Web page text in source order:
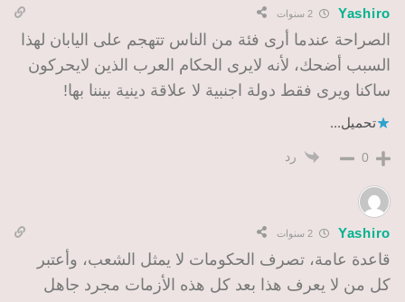
Yashiro
الصراحة عندما أرى فئة من الناس تتهجم على اليابان لهذا
السبب أضحك، لأنه لايرى الحكام العرب الذين لايحركون
ساكنا ويرى فقط دولة اجنبية لا علاقة دينية بيننا بها!
تحميل...
0 رد
Yashiro
قاعدة عامة، تصرف الحكومات لا يمثل الشعب، وأعتبر
كل من لا يعرف هذا بعد كل هذه الأزمات مجرد جاهل